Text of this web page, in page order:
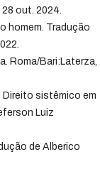
out. 2024.
homem. Tradução
Roma/Bari:Laterza,
Direito sistêmico em
Luiz
de Alberico